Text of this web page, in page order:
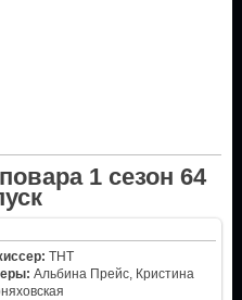
1 сезон 64
ТНТ
Альбина Прейс, Кристина